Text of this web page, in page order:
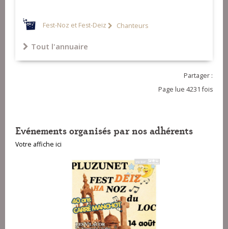
Fest-Noz et Fest-Deiz Chanteurs
Tout l'annuaire
Partager :
Page lue 4231 fois
Evénements organisés par nos adhérents
Votre affiche ici